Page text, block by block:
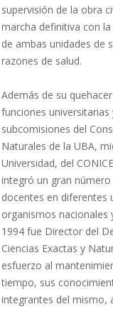
supervisión de la obra
marcha definitiva con
de ambas unidades de
razones de salud.
Además de su
funciones
subcomisiones del
Naturales de la UBA,
Universidad, del
integró un gran
docentes en diferentes
organismos nacionales
1994 fue Director del
Ciencias Exactas y
esfuerzo al
tiempo, sus
integrantes del mismo,